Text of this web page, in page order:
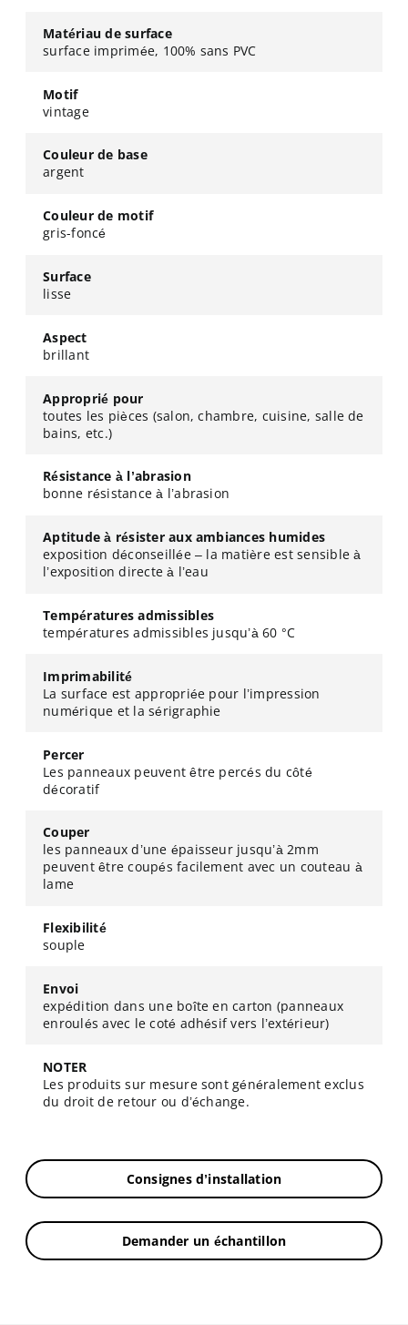
Matériau de surface
surface imprimée, 100% sans PVC
Motif
vintage
Couleur de base
argent
Couleur de motif
gris-foncé
Surface
lisse
Aspect
brillant
Approprié pour
toutes les pièces (salon, chambre, cuisine, salle de
bains, etc.)
Résistance à l’abrasion
bonne résistance à l’abrasion
Aptitude à résister aux ambiances humides
exposition déconseillée – la matière est sensible à
l’exposition directe à l’eau
Températures admissibles
températures admissibles jusqu’à 60 °C
Imprimabilité
La surface est appropriée pour l’impression
numérique et la sérigraphie
Percer
Les panneaux peuvent être percés du côté
décoratif
Couper
les panneaux d’une épaisseur jusqu’à 2mm
peuvent être coupés facilement avec un couteau à
lame
Flexibilité
souple
Envoi
expédition dans une boîte en carton (panneaux
enroulés avec le coté adhésif vers l’extérieur)
NOTER
Les produits sur mesure sont généralement exclus
du droit de retour ou d’échange.
Consignes d’installation
Demander un échantillon